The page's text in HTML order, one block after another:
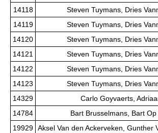
14118
Steven Tuymans, Dries
14119
Steven Tuymans, Dries
14120
Steven Tuymans, Dries
14121
Steven Tuymans, Dries
14122
Steven Tuymans, Dries
14123
Steven Tuymans, Dries
14329
Carlo Goyvaerts,
14784
Bart Brusselmans, Bart
19929 Aksel Van den Ackerveken, Gunther